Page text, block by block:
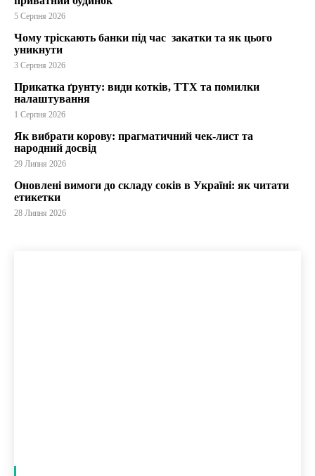
5 Серпня 2026
Чому тріскають банки під час закатки та як цього
уникнути
3 Серпня 2026
Прикатка ґрунту: види котків, ТТХ та помилки
налаштування
1 Серпня 2026
Як вибрати корову: прагматичний чек-лист та
народний досвід
29 Липня 2026
Оновлені вимоги до складу соків в Україні: як читати
етикетки
28 Липня 2026